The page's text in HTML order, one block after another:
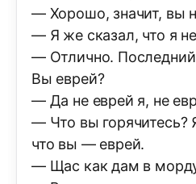
— Хорошо, значит, вы
— Я же сказал, что я
— Отлично.
Вы еврей?
— Да не еврей я, не
— Что вы горячитесь?
что вы — еврей.
— Щас как дам в